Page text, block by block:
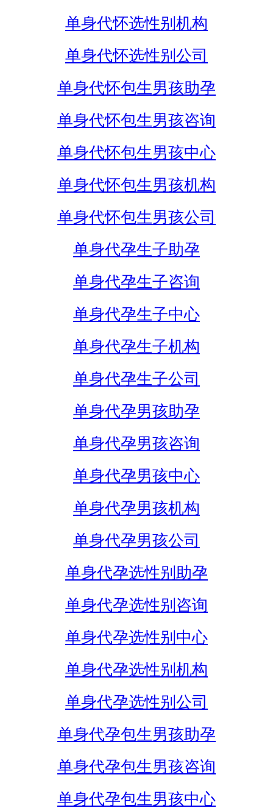
单身代怀选性别机构
单身代怀选性别公司
单身代怀包生男孩助孕
单身代怀包生男孩咨询
单身代怀包生男孩中心
单身代怀包生男孩机构
单身代怀包生男孩公司
单身代孕生子助孕
单身代孕生子咨询
单身代孕生子中心
单身代孕生子机构
单身代孕生子公司
单身代孕男孩助孕
单身代孕男孩咨询
单身代孕男孩中心
单身代孕男孩机构
单身代孕男孩公司
单身代孕选性别助孕
单身代孕选性别咨询
单身代孕选性别中心
单身代孕选性别机构
单身代孕选性别公司
单身代孕包生男孩助孕
单身代孕包生男孩咨询
单身代孕包生男孩中心